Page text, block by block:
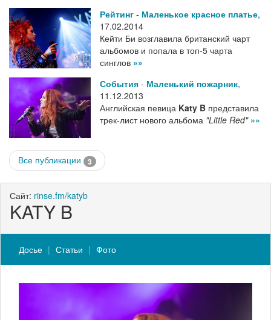
Рейтинг - Маленькое красное платье,
17.02.2014
Кейти Би возглавила британский чарт
альбомов и попала в топ-5 чарта
синглов »»
События - Маленький пожарник,
11.12.2013
Английская певица Katy B представила
трек-лист нового альбома "Little Red" »»
Все публикации 3
Сайт: rinse.fm/katyb
KATY B
Досье Статьи Фото